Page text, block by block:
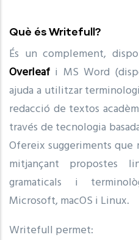
Què és Writefull?
És un complement,
Overleaf i MS Word
ajuda a utilitzar
redacció de textos
través de tecnologia
Ofereix suggeriments
mitjançant propostes
gramaticals i
Microsoft, macOS i Linux.
Writefull permet: